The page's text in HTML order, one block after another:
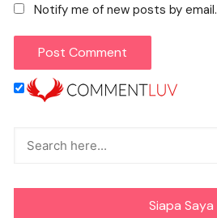
Notify me of new posts by email.
Siapa Saya